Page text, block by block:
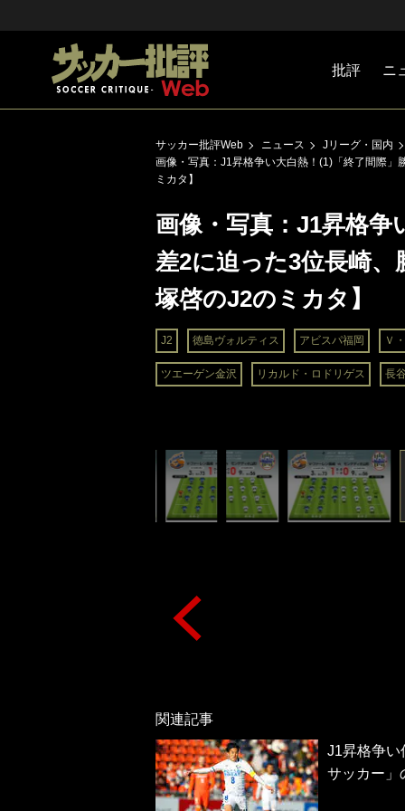
批評 ニ
サッカー批評Web ニュース
Jリーグ・国内
画像・写真：J1昇格争い大白熱！(1)「終了間際
ミカタ】
画像・写真：J1昇格争
差2に迫った3位長崎
塚啓のJ2のミカタ】
J2 徳島ヴォルティス アビスパ福岡 Ｖ
ツエーゲン金沢 リカルド・ロドリゲス 長
関連記事
J1昇格争い
サッカー」